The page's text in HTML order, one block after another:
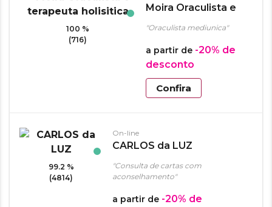
100 %
(716)
Moira Oraculista e
terapeuta holisitica
"Oraculista mediunica"
a partir de -20% de
desconto
Confira
99.2 %
(4814)
On-line
CARLOS da LUZ
"Consulta de cartas com
aconselhamento"
a partir de -20% de